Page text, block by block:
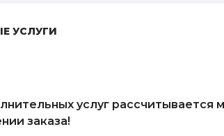
УСЛУГИ
услуг рассчитывается
заказа!